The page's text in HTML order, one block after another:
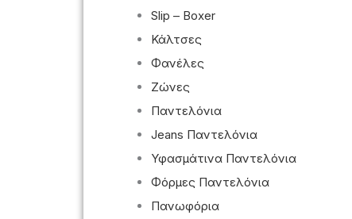
Slip – Boxer
Κάλτσες
Φανέλες
Ζώνες
Παντελόνια
Jeans Παντελόνια
Υφασμάτινα Παντελόνια
Φόρμες Παντελόνια
Πανωφόρια